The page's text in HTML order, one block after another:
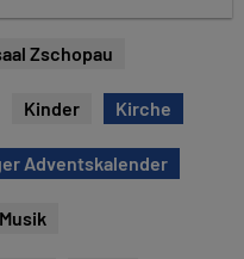
Zschopau
Kinder Kirche
Adventskalender
Musik